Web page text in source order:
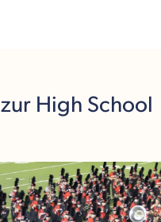
zur High School